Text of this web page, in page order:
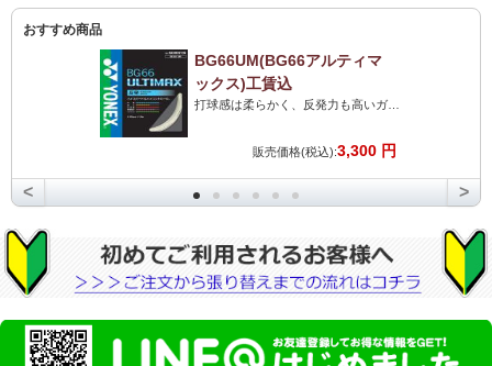
おすすめ商品
BG66UM(BG66アルティマ
ックス)工賃込
販売価格(税込):3,300 円
< >